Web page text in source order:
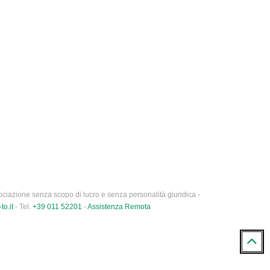
senza scopo di lucro e senza personalità giuridica -
to.it- Tel. +39 011 52201 -Assistenza Remota